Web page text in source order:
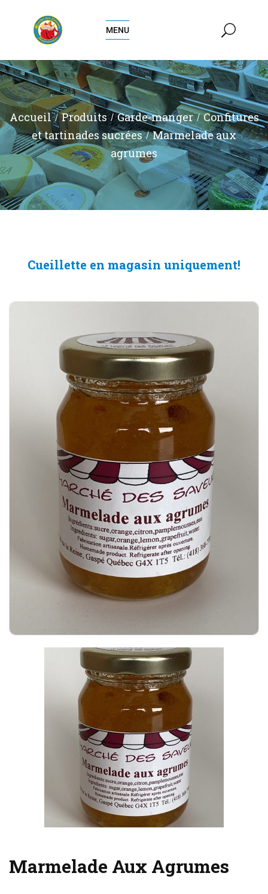
MENU
Accueil Produits Garde-manger
Confitures
et tartinades sucrées
Marmelade aux
agrumes
Cueillette en magasin uniquement!
Marmelade Aux Agrumes